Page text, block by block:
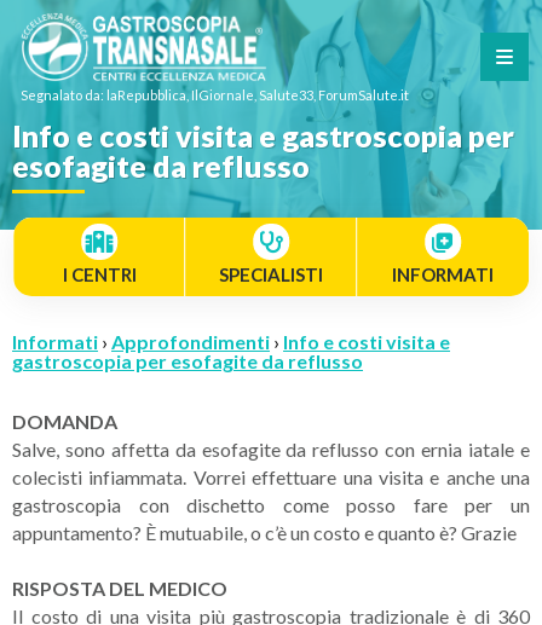
Segnalato da: laRepubblica, IlGiornale, Salute33, ForumSalute.it
Info e costi visita e gastroscopia per
esofagite da reflusso
I CENTRI SPECIALISTI INFORMATI
Informati › Approfondimenti › Info e costi visita e
gastroscopia per esofagite da reflusso
DOMANDA
Salve, sono affetta da esofagite da reflusso con ernia iatale e
colecisti infiammata. Vorrei effettuare una visita e anche una
gastroscopia con dischetto come posso fare per un
appuntamento? È mutuabile, o c’è un costo e quanto è? Grazie
RISPOSTA DEL MEDICO
Il costo di una visita più gastroscopia tradizionale è di 360